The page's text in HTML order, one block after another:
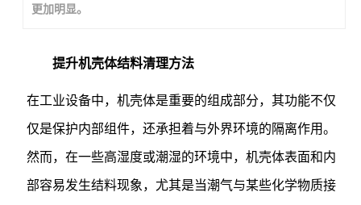
更加明显。
提升机壳体结料清理方法
在工业设备中，机壳体是重要的组成部分，其功能不仅
仅是保护内部组件，还承担着与外界环境的隔离作用。
然而，在一些高湿度或潮湿的环境中，机壳体表面和内
部容易发生结料现象，尤其是当潮气与某些化学物质接